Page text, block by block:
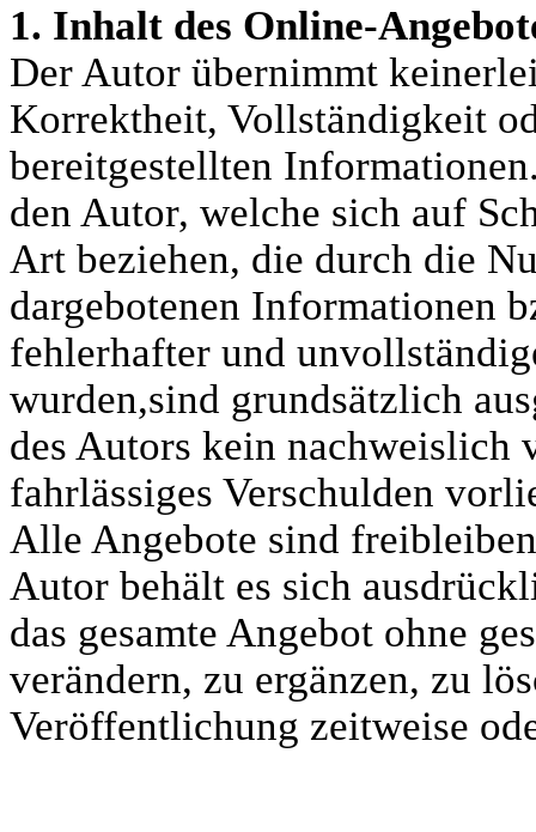
1. Inhalt des Online-
Der Autor übernimmt
Korrektheit, Vollständigkeit
bereitgestellten
den Autor, welche sich auf
Art beziehen, die durch die
dargebotenen Informationen
fehlerhafter und
wurden,sind grundsätzlich
des Autors kein nachweislich
fahrlässiges Verschulden
Alle Angebote sind
Autor behält es sich
das gesamte Angebot ohne
verändern, zu ergänzen, zu
Veröffentlichung zeitweise